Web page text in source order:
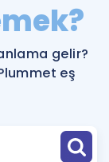
gelir?
eş